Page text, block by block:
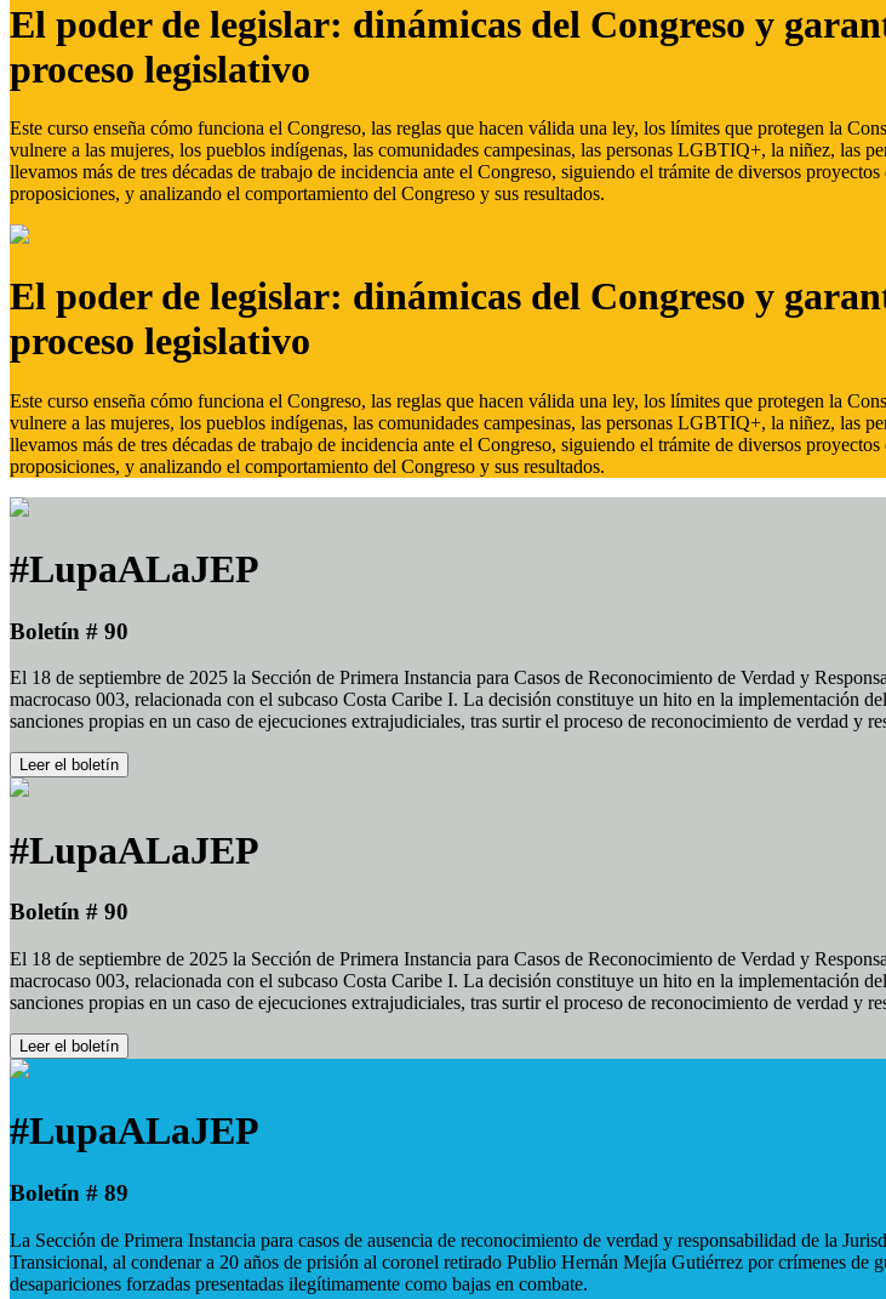
El poder de legislar: dinámicas del Congreso y
proceso legislativo
Este curso enseña cómo funciona el Congreso, las reglas que hacen válida una ley, los límites que protegen la
vulnere a las mujeres, los pueblos indígenas, las comunidades campesinas, las personas LGBTIQ+, la niñez, las
llevamos más de tres décadas de trabajo de incidencia ante el Congreso, siguiendo el trámite de diversos
proposiciones, y analizando el comportamiento del Congreso y sus resultados.
El poder de legislar: dinámicas del Congreso y
proceso legislativo
Este curso enseña cómo funciona el Congreso, las reglas que hacen válida una ley, los límites que protegen la
vulnere a las mujeres, los pueblos indígenas, las comunidades campesinas, las personas LGBTIQ+, la niñez, las
llevamos más de tres décadas de trabajo de incidencia ante el Congreso, siguiendo el trámite de diversos
proposiciones, y analizando el comportamiento del Congreso y sus resultados.
#LupaALaJEP
Boletín # 90
El 18 de septiembre de 2025 la Sección de Primera Instancia para Casos de Reconocimiento de Verdad y
macrocaso 003, relacionada con el subcaso Costa Caribe I. La decisión constituye un hito en la implementación
sanciones propias en un caso de ejecuciones extrajudiciales, tras surtir el proceso de reconocimiento de verdad y
Leer el boletín
#LupaALaJEP
Boletín # 90
El 18 de septiembre de 2025 la Sección de Primera Instancia para Casos de Reconocimiento de Verdad y
macrocaso 003, relacionada con el subcaso Costa Caribe I. La decisión constituye un hito en la implementación
sanciones propias en un caso de ejecuciones extrajudiciales, tras surtir el proceso de reconocimiento de verdad y
Leer el boletín
#LupaALaJEP
Boletín # 89
La Sección de Primera Instancia para casos de ausencia de reconocimiento de verdad y responsabilidad de la
Transicional, al condenar a 20 años de prisión al coronel retirado Publio Hernán Mejía Gutiérrez por crímenes de
desapariciones forzadas presentadas ilegítimamente como bajas en combate.